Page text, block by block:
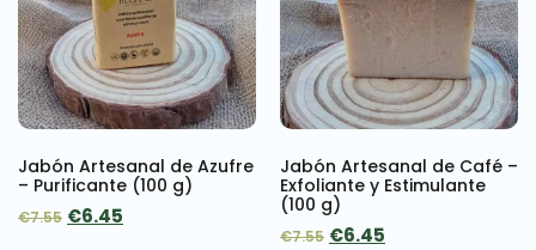
Jabón Artesanal de Azufre
– Purificante (100 g)
€7.55 €6.45
Jabón Artesanal de Café –
Exfoliante y Estimulante
(100 g)
€7.55 €6.45